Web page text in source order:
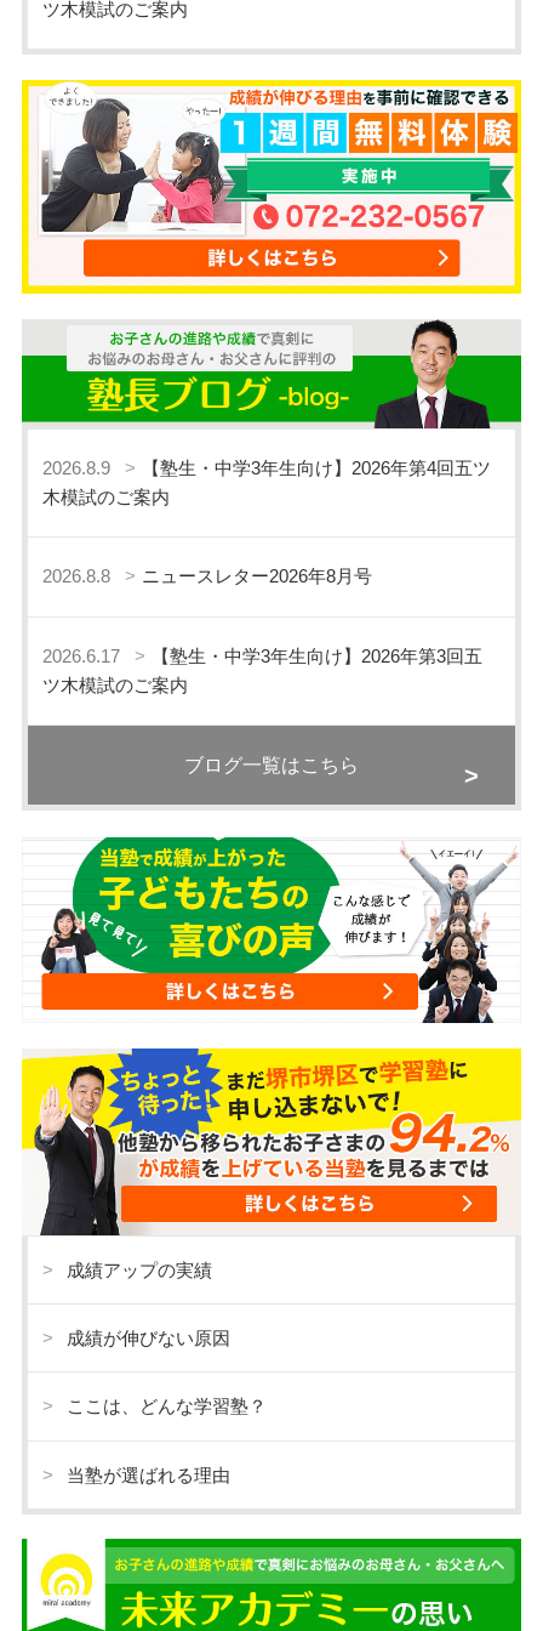
ツ木模試のご案内
2026.8.9
【塾生・中学3年生向け】2026年第4回五ツ
木模試のご案内
2026.8.8 ニュースレター2026年8月号
2026.6.17
【塾生・中学3年生向け】2026年第3回五
ツ木模試のご案内
ブログ一覧はこちら
成績アップの実績
成績が伸びない原因
ここは、どんな学習塾？
当塾が選ばれる理由